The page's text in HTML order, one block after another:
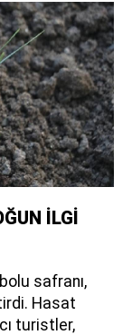
İLGİ
safranı,
Hasat
turistler,